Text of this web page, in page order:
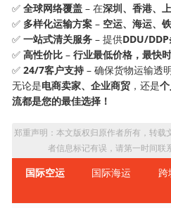
✅全球网络覆盖 – 在深圳、香港、
✅ 多样化运输方案 – 空运、海运、
✅一站式清关服务 – 提供DDU/
✅高性价比 –行业最低价格，最快
✅24/7客户支持 – 确保货物运输透
无论是电商卖家、企业商贸 ，还是
流都是您的最佳选择！
郑重声明：本文版权归原作者所有，转
者信息标记有误，请第一时间联
国际空运 国际海运 跨